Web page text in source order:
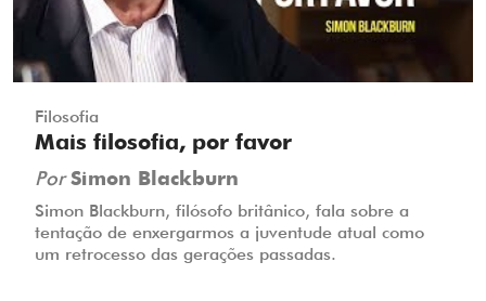
Filosofia
Mais filosofia, por favor
Por Simon Blackburn
Simon Blackburn, filósofo britânico, fala sobre a
tentação de enxergarmos a juventude atual como
um retrocesso das gerações passadas.